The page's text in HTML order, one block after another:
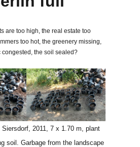
are too high, the real estate too
too hot, the greenery missing,
congested, the soil sealed?
Siersdorf, 2011, 7 x 1.70 m, plant
soil. Garbage from the landscape